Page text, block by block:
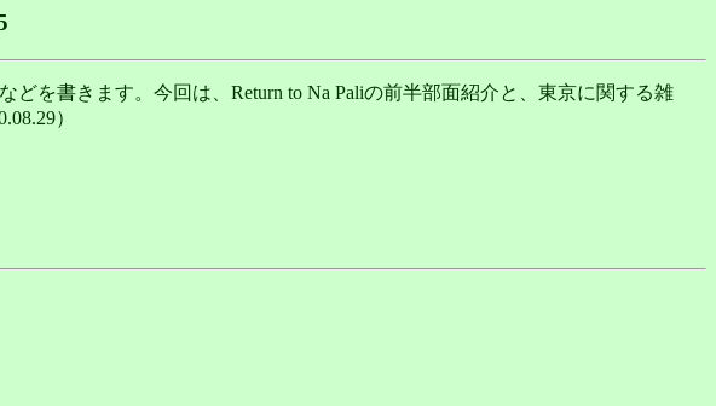
どを書きます。今回は、Return to Na Paliの前半部面紹介と、東京に関する雑
）